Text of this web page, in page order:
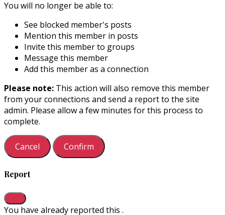
You will no longer be able to:
See blocked member's posts
Mention this member in posts
Invite this member to groups
Message this member
Add this member as a connection
Please note: This action will also remove this member
from your connections and send a report to the site
admin. Please allow a few minutes for this process to
complete.
Confirm
Report
You have already reported this .